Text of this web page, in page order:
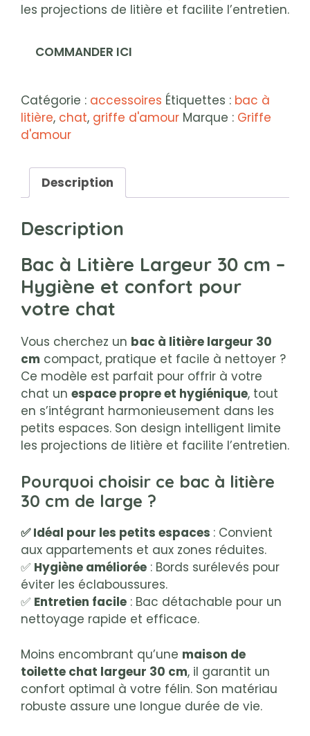
les projections de litière et facilite l’entretien.
COMMANDER ICI
Catégorie : accessoires Étiquettes : bac à
litière, chat, griffe d'amour Marque : Griffe
d'amour
Description
Description
Bac à Litière Largeur 30 cm –
Hygiène et confort pour
votre chat
Vous cherchez un bac à litière largeur 30
cm compact, pratique et facile à nettoyer ?
Ce modèle est parfait pour offrir à votre
chat un espace propre et hygiénique, tout
en s’intégrant harmonieusement dans les
petits espaces. Son design intelligent limite
les projections de litière et facilite l’entretien.
Pourquoi choisir ce bac à litière
30 cm de large ?
✅ Idéal pour les petits espaces : Convient
aux appartements et aux zones réduites.
✅ Hygiène améliorée : Bords surélevés pour
éviter les éclaboussures.
✅ Entretien facile : Bac détachable pour un
nettoyage rapide et efficace.
Moins encombrant qu’une maison de
toilette chat largeur 30 cm, il garantit un
confort optimal à votre félin. Son matériau
robuste assure une longue durée de vie.